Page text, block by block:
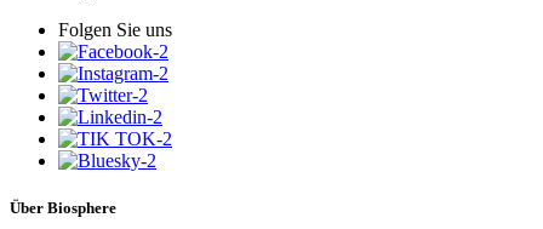
Folgen Sie uns
Über Biosphere